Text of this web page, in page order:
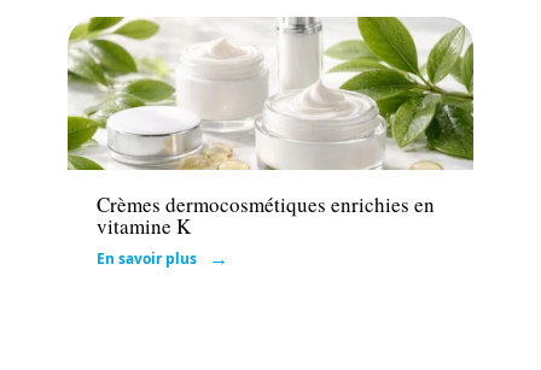
Actu
Crèmes dermocosmétiques enrichies en
vitamine K
En savoir plus